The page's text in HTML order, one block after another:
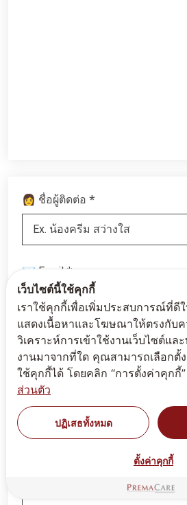
👩 ชื่อผู้ติดต่อ *
📧 Email *
📱 เบอร์โทร*
Line ID
เว็บไซต์นี้ใช้คุกกี้
เราใช้คุกกี้เพื่อเพิ่มประสบการณ์ที่ดี
แสดงเนื้อหาและโฆษณาให้ตรงกับค
วิเคราะห์การเข้าใช้งานเว็บไซต์แล
งานมาจากที่ใด คุณสามารถเลือกตั้
ใช้คุกกี้ได้ โดยคลิก “การตั้งค่าคุกกี้”
ส่วนตัว
ปฏิเสธทั้งหมด
ตั้งค่าคุกกี้